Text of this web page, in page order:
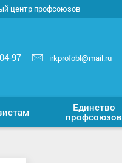
центр профсоюзов
97 irkprofobl@mail.ru
Единство
профсоюзов